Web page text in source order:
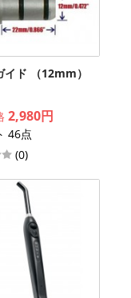
イド （12mm）
2,980円
46点
(0)